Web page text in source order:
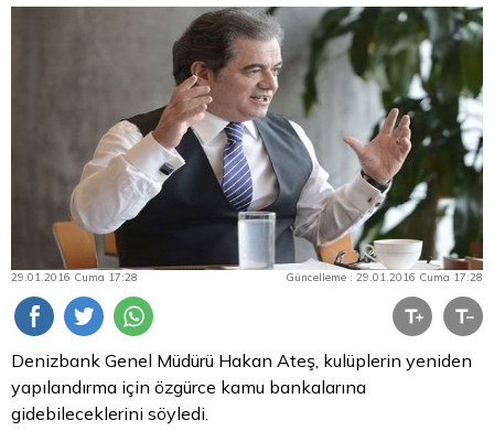
29.01.2016 Cuma 17:28 Güncelleme : 29.01.2016 Cuma 17:28
Denizbank Genel Müdürü Hakan Ateş, kulüplerin yeniden
yapılandırma için özgürce kamu bankalarına
gidebileceklerini söyledi.